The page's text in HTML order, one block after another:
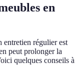
en
entretien régulier est
peut prolonger la
quelques conseils à